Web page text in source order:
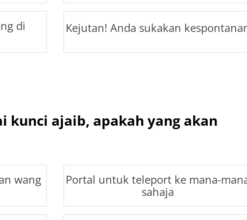
di
Kejutan! Anda sukakan
kunci ajaib, apakah yang akan
wang
Portal untuk teleport ke mana-
sahaja